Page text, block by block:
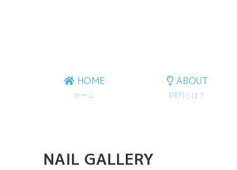
HOME
ホーム
ABOUT
DEFIとは？
NAIL GALLERY